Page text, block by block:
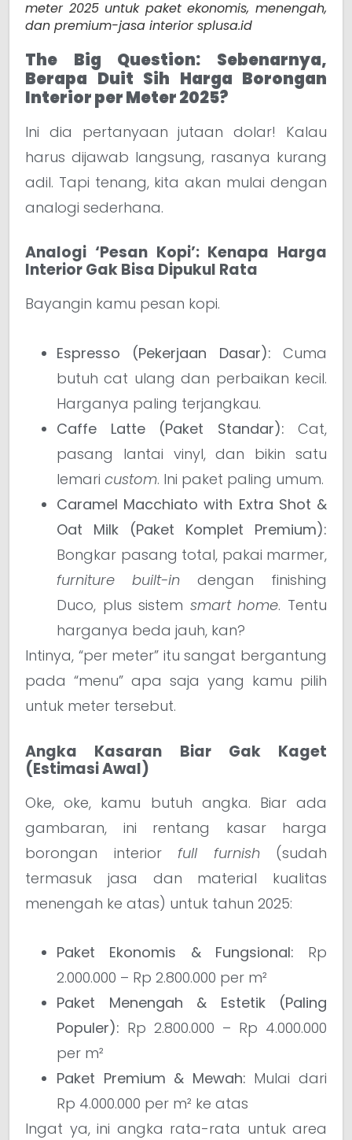
meter 2025 untuk paket ekonomis, menengah,
dan premium-jasa interior splusa.id
The Big Question: Sebenarnya,
Berapa Duit Sih Harga Borongan
Interior per Meter 2025?
Ini dia pertanyaan jutaan dolar! Kalau
harus dijawab langsung, rasanya kurang
adil. Tapi tenang, kita akan mulai dengan
analogi sederhana.
Analogi ‘Pesan Kopi’: Kenapa Harga
Interior Gak Bisa Dipukul Rata
Bayangin kamu pesan kopi.
Espresso (Pekerjaan Dasar): Cuma
butuh cat ulang dan perbaikan kecil.
Harganya paling terjangkau.
Caffe Latte (Paket Standar): Cat,
pasang lantai vinyl, dan bikin satu
lemari custom. Ini paket paling umum.
Caramel Macchiato with Extra Shot &
Oat Milk (Paket Komplet Premium):
Bongkar pasang total, pakai marmer,
furniture built-in dengan finishing
Duco, plus sistem smart home. Tentu
harganya beda jauh, kan?
Intinya, “per meter” itu sangat bergantung
pada “menu” apa saja yang kamu pilih
untuk meter tersebut.
Angka Kasaran Biar Gak Kaget
(Estimasi Awal)
Oke, oke, kamu butuh angka. Biar ada
gambaran, ini rentang kasar harga
borongan interior full furnish(sudah
termasuk jasa dan material kualitas
menengah ke atas) untuk tahun 2025:
Paket Ekonomis & Fungsional: Rp
2.000.000 – Rp 2.800.000 per m²
Paket Menengah & Estetik (Paling
Populer): Rp 2.800.000 – Rp 4.000.000
per m²
Paket Premium & Mewah: Mulai dari
Rp 4.000.000 per m² ke atas
Ingat ya, ini angka rata-rata untuk area